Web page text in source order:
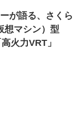
が語る、さくら
想マシン）型
火力VRT」